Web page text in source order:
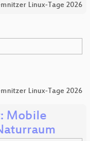
Linux-Tage 2026
Linux-Tage 2026
Mobile